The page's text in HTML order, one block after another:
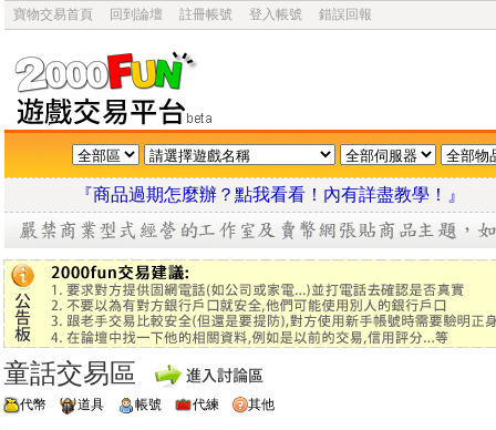
寶物交易首頁 回到論壇 註冊帳號 登入帳號 錯誤回報
『商品過期怎麼辦？點我看看！內有詳盡教學
童話交易區
代幣 道具 帳號 代練 其他